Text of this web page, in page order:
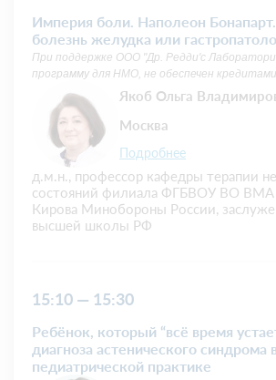
Империя боли. Наполеон
болезнь желудка или
При поддержке ООО "Др. Редди'с
программу для НМО, не обеспечен
Якоб Ольга
Москва
Подробнее
д.м.н., профессор кафедры терапии
состояний филиала ФГБВОУ ВО
Кирова Минобороны России,
высшей школы РФ
15:10 — 15:30
Ребёнок, который “всё время
диагноза астенического синдрома
педиатрической практике